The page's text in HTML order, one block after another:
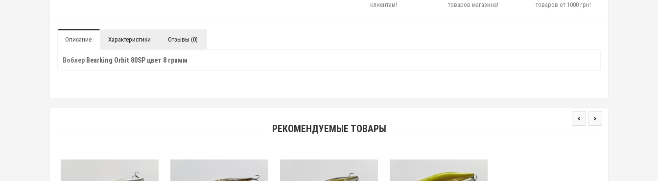
клиентам!
товаров магазина!
товаров от 1000 грн!
Описание Характеристики Отзывы (0)
Воблер Bearking Orbit 80SP цвет 8 грамм
РЕКОМЕНДУЕМЫЕ ТОВАРЫ
< >